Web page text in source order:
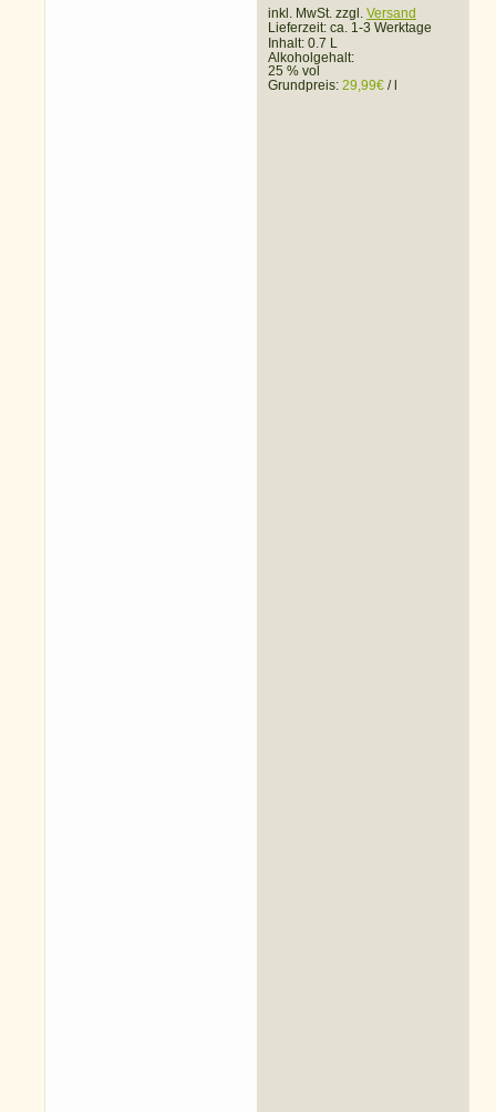
inkl. MwSt. zzgl. Versand
Lieferzeit: ca. 1-3 Werktage
Inhalt: 0.7 L
Alkoholgehalt:
25 % vol
Grundpreis: 29,99€ /